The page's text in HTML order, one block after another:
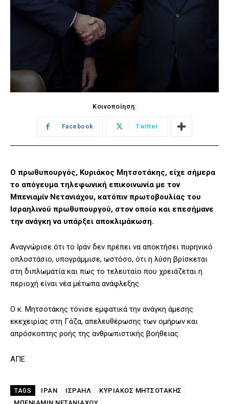
Κοινοποίηση:
Facebook Twitter
Ο πρωθυπουργός, Κυριάκος Μητσοτάκης, είχε σήμερα
το απόγευμα τηλεφωνική επικοινωνία με τον
Μπενιαμίν Νετανιάχου, κατόπιν πρωτοβουλίας του
Ισραηλινού πρωθυπουργού, στον οποίο και επεσήμανε
την ανάγκη να υπάρξει αποκλιμάκωση.
Αναγνώρισε ότι το Ιράν δεν πρέπει να αποκτήσει πυρηνικό
οπλοστάσιο, υπογράμμισε, ωστόσο, ότι η λύση βρίσκεται
στη διπλωματία και πως το τελευταίο που χρειάζεται η
περιοχή είναι νέα μέτωπα ανάφλεξης.
Ο κ. Μητσοτάκης τόνισε εμφατικά την ανάγκη άμεσης
εκεχειρίας στη Γάζα, απελευθέρωσης των ομήρων και
απρόσκοπτης ροής της ανθρωπιστικής βοήθειας.
ΑΠΕ
TAGS ΙΡΑΝ ΙΣΡΑΗΛ
ΚΥΡΙΑΚΟΣ ΜΗΤΣΟΤΑΚΗΣ